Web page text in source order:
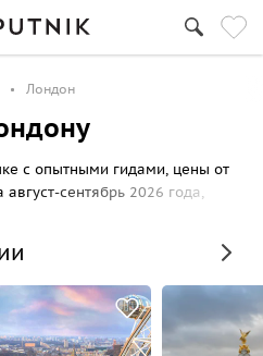
Лондон
с опытными гидами, цены от
сентябрь 2026 года,